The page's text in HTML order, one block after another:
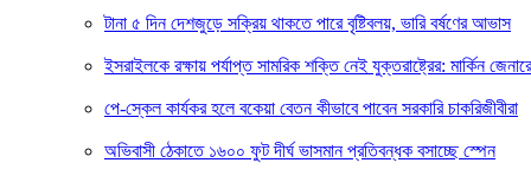
টানা ৫ দিন দেশজুড়ে সক্রিয় থাকতে পারে বৃষ্টিবলয়, ভারি বর্ষণের আভাস
ইসরাইলকে রক্ষায় পর্যাপ্ত সামরিক শক্তি নেই যুক্তরাষ্ট্রের: মার্কিন
পে-স্কেল কার্যকর হলে বকেয়া বেতন কীভাবে পাবেন সরকারি চাকরিজীবীরা
অভিবাসী ঠেকাতে ১৬০০ ফুট দীর্ঘ ভাসমান প্রতিবন্ধক বসাচ্ছে স্পেন